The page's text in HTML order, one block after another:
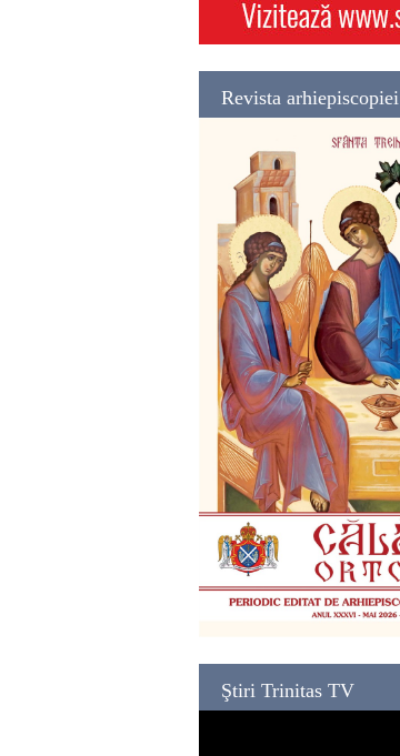
Revista arhiepiscopiei
Ştiri Trinitas TV